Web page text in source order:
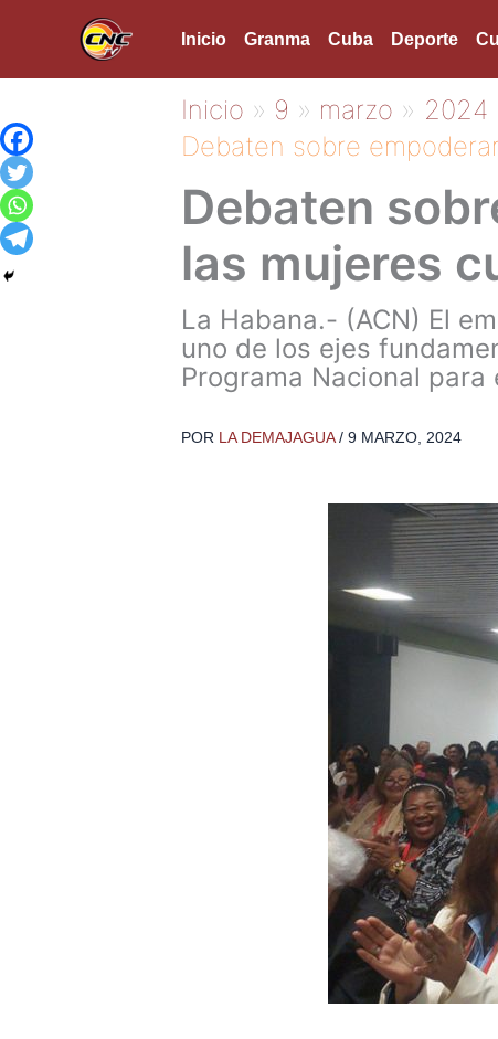
Inicio Granma Cuba Deporte
Inicio 9 marzo 2024
Debaten sobre
Debaten
las mujeres
La Habana.- (ACN) El
uno de los ejes
Programa Nacional
POR LA DEMAJAGUA/ 9 MARZO, 2024